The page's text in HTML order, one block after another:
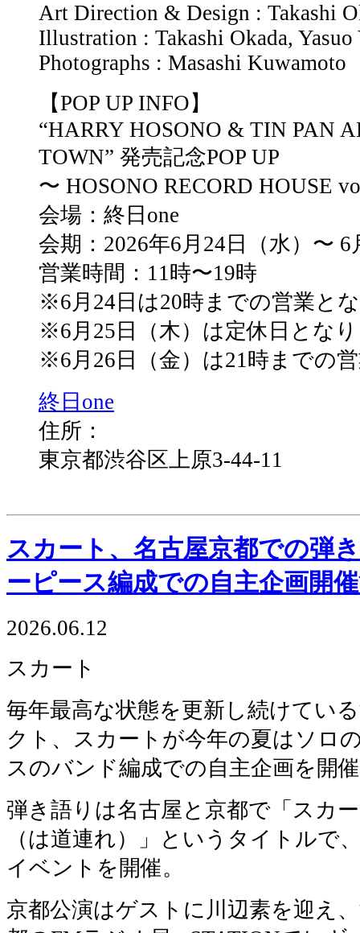
Art Direction & Design : Takashi
Illustration : Takashi Okada, Yasuo
Photographs : Masashi Kuwamoto
【POP UP INFO】
“HARRY HOSONO & TIN PAN
TOWN” 発売記念POP UP
〜 HOSONO RECORD HOUSE
会場：終日one
会期：2026年6月24日（水）〜 6
営業時間：11時〜19時
※6月24日は20時までの営業と
※6月25日（木）は定休日とな
※6月26日（金）は21時までの
終日one
住所：
東京都渋谷区上原3-44-11
スカート、名古屋京都での弾
ーピース編成での自主企画開
2026.06.12
スカート
毎年最高な状態を更新し続けてい
クト、スカートが今年の夏はソロ
スのバンド編成での自主企画を開
弾き語りは名古屋と京都で「スカ
（は道連れ）」というタイトルで
イベントを開催。
京都公演はゲストに川辺素を迎え